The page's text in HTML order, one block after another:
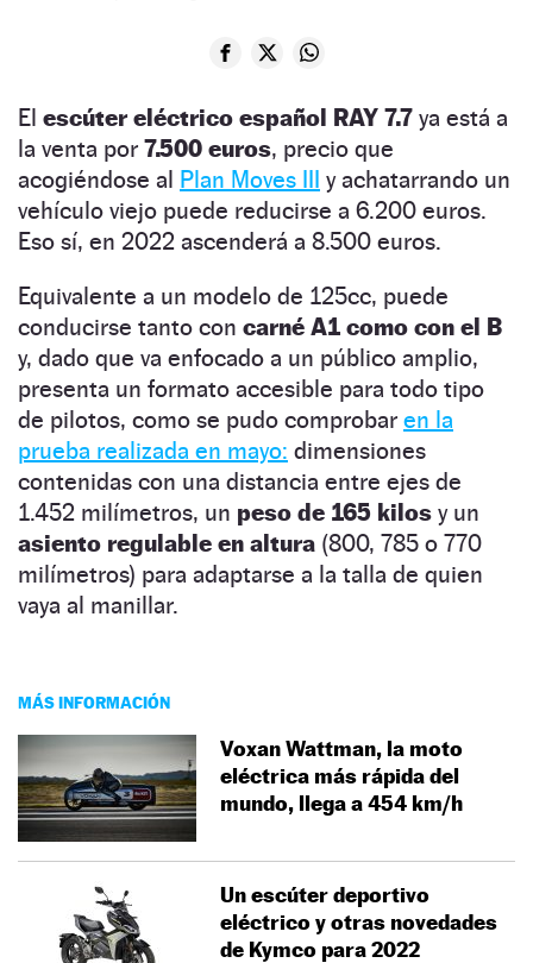
El escúter eléctrico español RAY 7.7 ya está a
la venta por 7.500 euros, precio que
acogiéndose al Plan Moves III y achatarrando un
vehículo viejo puede reducirse a 6.200 euros.
Eso sí, en 2022 ascenderá a 8.500 euros.
Equivalente a un modelo de 125cc, puede
conducirse tanto con carné A1 como con el B
y, dado que va enfocado a un público amplio,
presenta un formato accesible para todo tipo
de pilotos, como se pudo comprobar en la
prueba realizada en mayo: dimensiones
contenidas con una distancia entre ejes de
1.452 milímetros, un peso de 165 kilos y un
asiento regulable en altura (800, 785 o 770
milímetros) para adaptarse a la talla de quien
vaya al manillar.
MÁS INFORMACIÓN
Voxan Wattman, la moto
eléctrica más rápida del
mundo, llega a 454 km/h
Un escúter deportivo
eléctrico y otras novedades
de Kymco para 2022